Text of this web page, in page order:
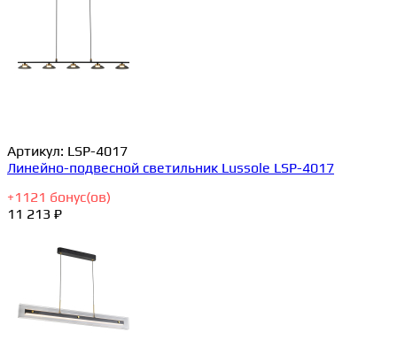
Артикул: LSP-4017
Линейно-подвесной светильник Lussole LSP-4017
+1121 бонус(ов)
11 213 ₽